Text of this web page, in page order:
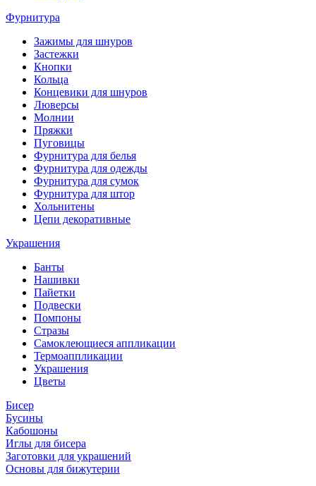
Фурнитура
Зажимы для шнуров
Застежки
Кнопки
Кольца
Концевики для шнуров
Люверсы
Молнии
Пряжки
Пуговицы
Фурнитура для белья
Фурнитура для одежды
Фурнитура для сумок
Фурнитура для штор
Хольнитены
Цепи декоративные
Украшения
Банты
Нашивки
Пайетки
Подвески
Помпоны
Стразы
Самоклеющиеся аппликации
Термоаппликации
Украшения
Цветы
Бисер
Бусины
Кабошоны
Иглы для бисера
Заготовки для украшений
Основы для бижутерии